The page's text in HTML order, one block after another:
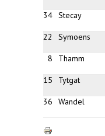
34 Stecay
22 Symoens
8 Thamm
15 Tytgat
36 Wandel